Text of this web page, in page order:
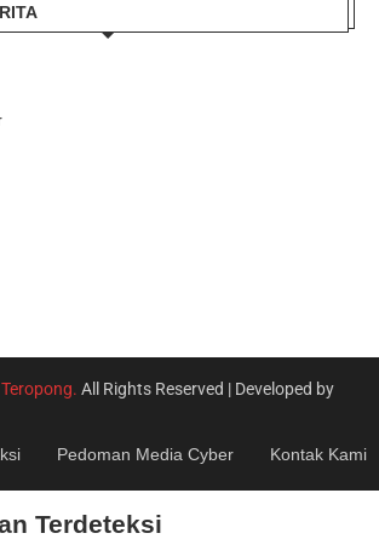
All Rights Reserved | Developed by
Pedoman Media Cyber Kontak Kami
Terdeteksi